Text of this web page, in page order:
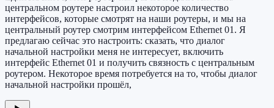
центральном роутере настроил некоторое количество
интерфейсов, которые смотрят на наши роутеры, и мы на
центральный роутер смотрим интерфейсом Ethernet 01. Я
предлагаю сейчас это настроить: сказать, что диалог
начальной настройки меня не интересует, включить
интерфейс Ethernet 01 и получить связность с центральным
роутером. Некоторое время потребуется на то, чтобы диалог
начальной настройки прошёл,